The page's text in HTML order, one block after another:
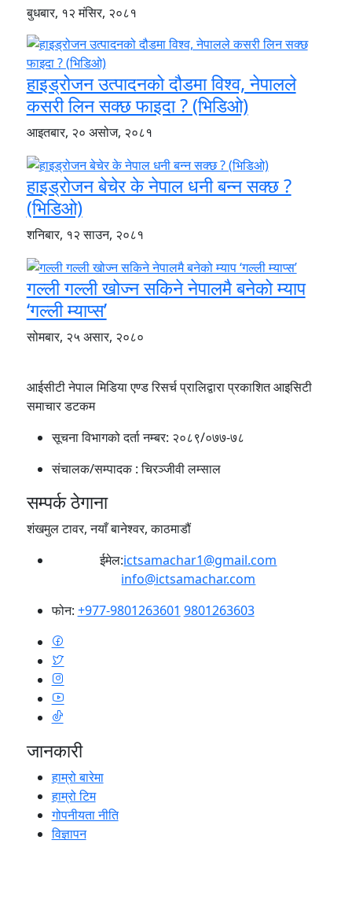
बुधबार, १२ मंसिर, २०८१
हाइड्रोजन उत्पादनको दौडमा विश्व, नेपालले
कसरी लिन सक्छ फाइदा ? (भिडिओ)
आइतबार, २० असोज, २०८१
हाइड्रोजन बेचेर के नेपाल धनी बन्न सक्छ ?
(भिडिओ)
शनिबार, १२ साउन, २०८१
गल्ली गल्ली खोज्न सकिने नेपालमै बनेको म्याप
‘गल्ली म्याप्स’
सोमबार, २५ असार, २०८०
आईसीटी नेपाल मिडिया एण्ड रिसर्च प्रालिद्वारा प्रकाशित आइसिटी
समाचार डटकम
सूचना विभागको दर्ता नम्बर: २०८९/०७७-७८
संचालक/सम्पादक :चिरञ्जीवी लम्साल
सम्पर्क ठेगाना
शंखमुल टावर, नयाँ बानेश्वर, काठमाडौं
ईमेल:ictsamachar1@gmail.com
info@ictsamachar.com
फोन: +977-9801263601 9801263603
जानकारी
हाम्रो बारेमा
हाम्रो टिम
गोपनीयता नीति
विज्ञापन